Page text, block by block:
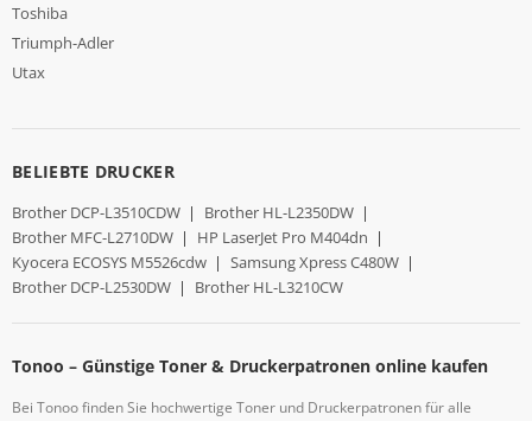
Toshiba
Triumph-Adler
Utax
BELIEBTE DRUCKER
Brother DCP-L3510CDW | Brother HL-L2350DW |
Brother MFC-L2710DW | HP LaserJet Pro M404dn |
Kyocera ECOSYS M5526cdw | Samsung Xpress C480W |
Brother DCP-L2530DW | Brother HL-L3210CW
Tonoo – Günstige Toner & Druckerpatronen online kaufen
Bei Tonoo finden Sie hochwertige Toner und Druckerpatronen für alle